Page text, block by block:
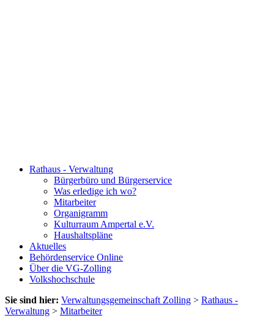
Rathaus - Verwaltung
Bürgerbüro und Bürgerservice
Was erledige ich wo?
Mitarbeiter
Organigramm
Kulturraum Ampertal e.V.
Haushaltspläne
Aktuelles
Behördenservice Online
Über die VG-Zolling
Volkshochschule
Sie sind hier: Verwaltungsgemeinschaft Zolling > Rathaus -
Verwaltung > Mitarbeiter